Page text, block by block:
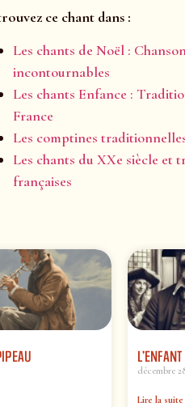
ce chant dans :
Les chants de Noël :
incontournables
Les chants Enfance :
France
Les comptines
Les chants du XXe siècle et
françaises
décembre
Lire la suite